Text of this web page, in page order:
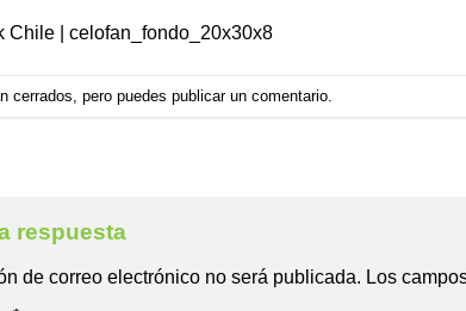
cerrados, pero puedes publicar un comentario
respuesta
de correo electrónico no será publicada. Los